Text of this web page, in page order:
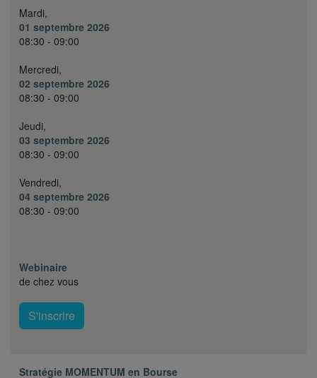
Mardi,
01 septembre 2026
08:30 - 09:00
Mercredi,
02 septembre 2026
08:30 - 09:00
Jeudi,
03 septembre 2026
08:30 - 09:00
Vendredi,
04 septembre 2026
08:30 - 09:00
Webinaire
de chez vous
S'inscrire
Stratégie MOMENTUM en Bourse